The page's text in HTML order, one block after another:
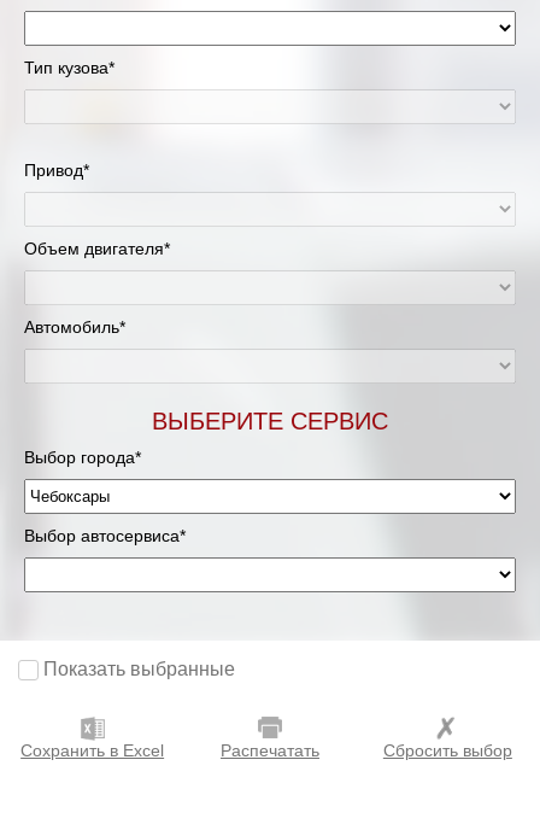
Тип кузова*
Привод*
Объем двигателя*
Автомобиль*
ВЫБЕРИТЕ СЕРВИС
Выбор города*
Выбор автосервиса*
Показать выбранные
Сохранить в Excel Распечатать Сбросить выбор